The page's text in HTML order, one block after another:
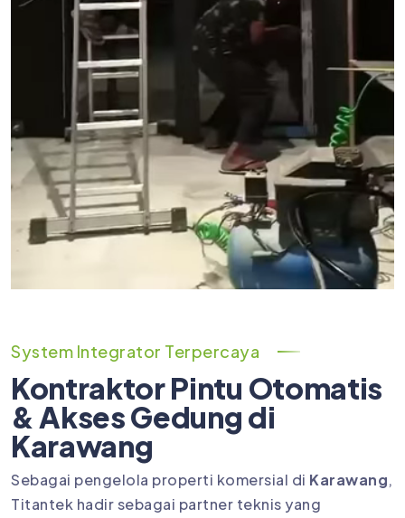
System Integrator Terpercaya
Kontraktor Pintu Otomatis
& Akses Gedung di
Karawang
Sebagai pengelola properti komersial di Karawang,
Titantek hadir sebagai partner teknis yang